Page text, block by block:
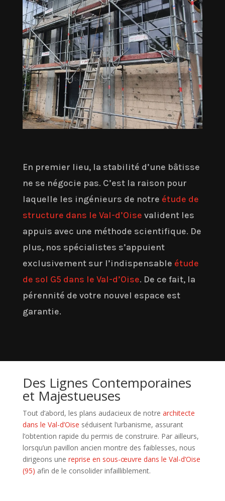
En premier lieu, la stabilité d’une bâtisse
ne se négocie pas. C’est la raison pour
laquelle les ingénieurs de notre étude de
structure dans le Val-d’Oise valident les
appuis avec une méthode scientifique. De
plus, nos spécialistes s’appuient
exclusivement sur l’indispensable étude
de sol G5 dans le Val-d’Oise. De ce fait, la
pérennité de votre nouvel espace est
garantie.
Des Lignes Contemporaines
et Majestueuses
Tout d’abord, les plans audacieux de notre architecte
dans le Val-d’Oise séduisent l’urbanisme, assurant
l’obtention rapide du permis de construire. Par ailleurs,
lorsqu’un pavillon ancien montre des faiblesses, nous
dirigeons une reprise en sous-œuvre dans le Val-d’Oise
(95) afin de le consolider infailliblement.